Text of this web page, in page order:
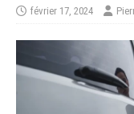
février 17, 2024